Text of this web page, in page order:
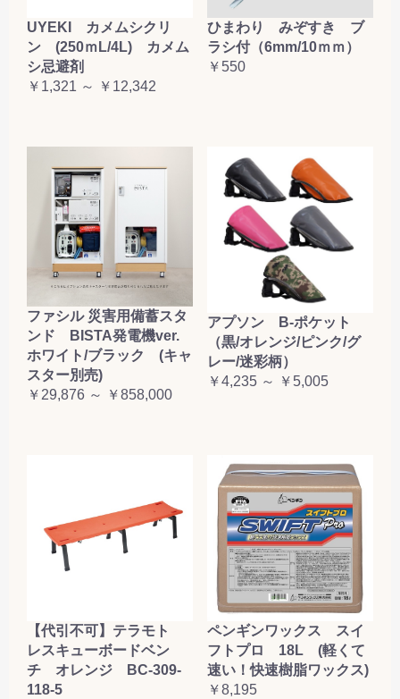
UYEKI カメムシクリ
ン (250ｍL/4L) カメム
シ忌避剤
￥1,321 ～ ￥12,342
ひまわり みぞすき ブ
ラシ付（6mm/10ｍｍ）
￥550
ファシル 災害用備蓄スタ
ンド BISTA発電機ver.
ホワイト/ブラック (キャ
スター別売)
￥29,876 ～ ￥858,000
アプソン B-ポケット
（黒/オレンジ/ピンク/グ
レー/迷彩柄）
￥4,235 ～ ￥5,005
【代引不可】テラモト
レスキューボードベン
チ オレンジ BC-309-
118-5
ペンギンワックス スイ
フトプロ 18L (軽くて
速い！快速樹脂ワックス)
￥8,195